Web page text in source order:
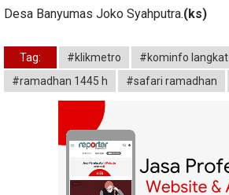
Desa Banyumas Joko Syahputra.(ks)
Tag: #klikmetro #kominfo langkat
#ramadhan 1445 h
#safari ramadhan